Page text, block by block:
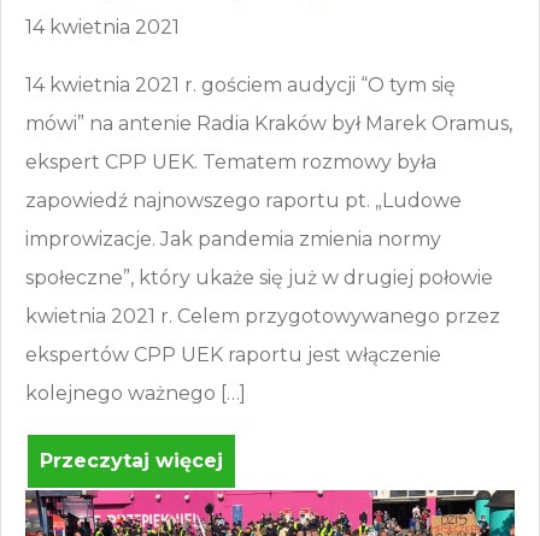
14 kwietnia 2021
14 kwietnia 2021 r. gościem audycji “O tym się
mówi” na antenie Radia Kraków był Marek Oramus,
ekspert CPP UEK. Tematem rozmowy była
zapowiedź najnowszego raportu pt. „Ludowe
improwizacje. Jak pandemia zmienia normy
społeczne”, który ukaże się już w drugiej połowie
kwietnia 2021 r. Celem przygotowywanego przez
ekspertów CPP UEK raportu jest włączenie
kolejnego ważnego […]
Przeczytaj więcej